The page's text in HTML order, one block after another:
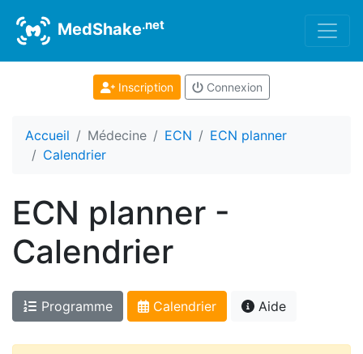
MedShake.net
Inscription Connexion
Accueil Médecine ECN
ECN planner
Calendrier
ECN planner -
Calendrier
Programme Calendrier Aide